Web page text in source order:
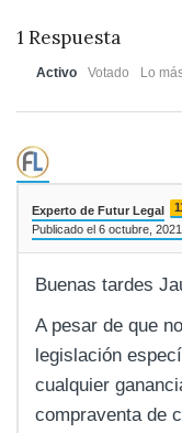
1 Respuesta
Activo Votado Lo
Experto de Futur Legal
Publicado el 6 octubre, 2021
Buenas tardes
A pesar de que
legislación
cualquier
compraventa de